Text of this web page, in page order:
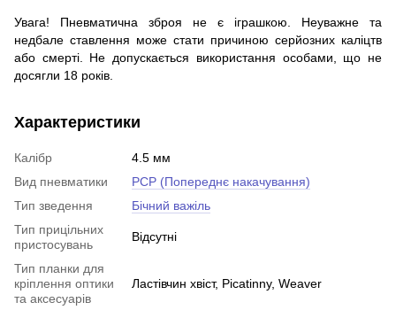
Увага! Пневматична зброя не є іграшкою. Неуважне та
недбале ставлення може стати причиною серйозних каліцтв
або смерті. Не допускається використання особами, що не
досягли 18 років.
Характеристики
Калібр
4.5 мм
Вид пневматики
PCP (Попереднє накачування)
Тип зведення
Бічний важіль
Тип прицільних
пристосувань
Відсутні
Тип планки для
кріплення оптики
та аксесуарів
Ластівчин хвіст, Picatinny, Weaver